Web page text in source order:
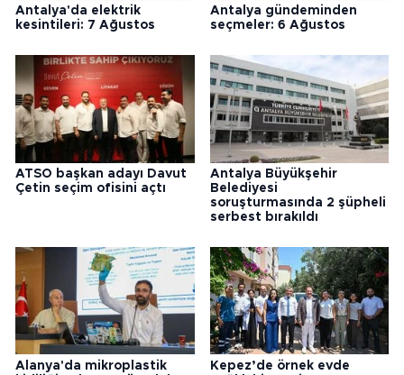
Antalya'da elektrik
kesintileri: 7 Ağustos
Antalya gündeminden
seçmeler: 6 Ağustos
ATSO başkan adayı Davut
Çetin seçim ofisini açtı
Antalya Büyükşehir
Belediyesi
soruşturmasında 2 şüpheli
serbest bırakıldı
Alanya'da mikroplastik
Kepez’de örnek evde